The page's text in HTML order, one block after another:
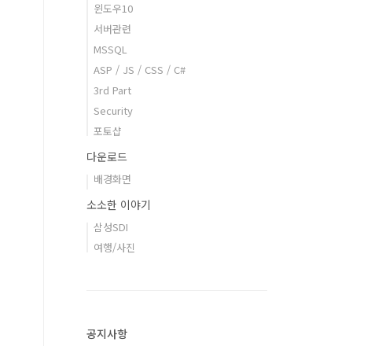
윈도우10
서버관련
MSSQL
ASP / JS / CSS / C#
3rd Part
Security
포토샵
다운로드
배경화면
소소한 이야기
삼성SDI
여행/사진
공지사항